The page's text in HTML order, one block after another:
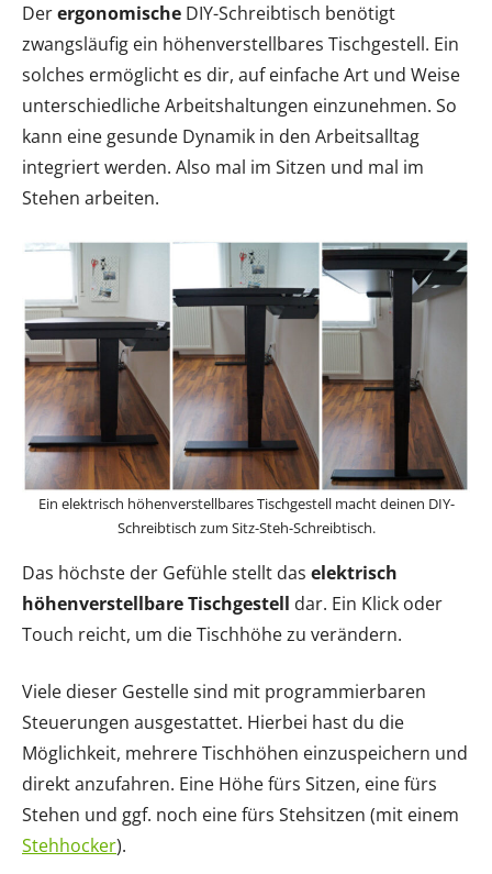
Derergonomische DIY-Schreibtisch benötigt
zwangsläufig ein höhenverstellbares Tischgestell. Ein
solches ermöglicht es dir, auf einfache Art und Weise
unterschiedliche Arbeitshaltungen einzunehmen. So
kann eine gesunde Dynamik in den Arbeitsalltag
integriert werden. Also mal im Sitzen und mal im
Stehen arbeiten.
Ein elektrisch höhenverstellbares Tischgestell macht deinen DIY-
Schreibtisch zum Sitz-Steh-Schreibtisch.
Das höchste der Gefühle stellt das elektrisch
höhenverstellbare Tischgestell dar. Ein Klick oder
Touch reicht, um die Tischhöhe zu verändern.
Viele dieser Gestelle sind mit programmierbaren
Steuerungen ausgestattet. Hierbei hast du die
Möglichkeit, mehrere Tischhöhen einzuspeichern und
direkt anzufahren. Eine Höhe fürs Sitzen, eine fürs
Stehen und ggf. noch eine fürs Stehsitzen (mit einem
Stehhocker).